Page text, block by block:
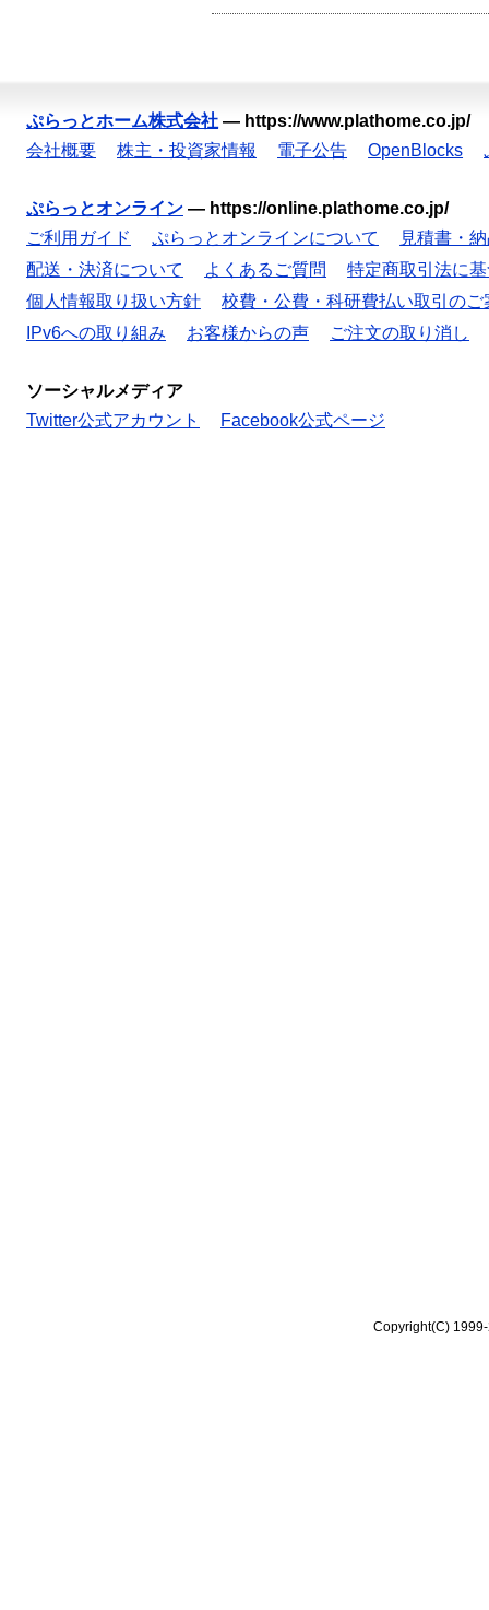
ぷらっとホーム株式会社 — https://www.plathome.co.jp/
会社概要
株主・投資家情報 電子公告 OpenBlocks
ぷらっとオンライン — https://online.plathome.co.jp/
ご利用ガイド
ぷらっとオンラインについて
見積書・
配送・決済について
よくあるご質問
特定商取引法に
個人情報取り扱い方針
校費・公費・科研費払い取引のご
IPv6への取り組み
お客様からの声 ご注文の取り消し
ソーシャルメディア
Twitter公式アカウント
Facebook公式ページ
Copyright(C)